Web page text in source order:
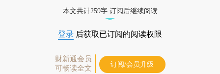
本文共计259字 订阅后继续阅读
登录 后获取已订阅的阅读权限
财新通会员
可畅读全文
订阅/会员升级